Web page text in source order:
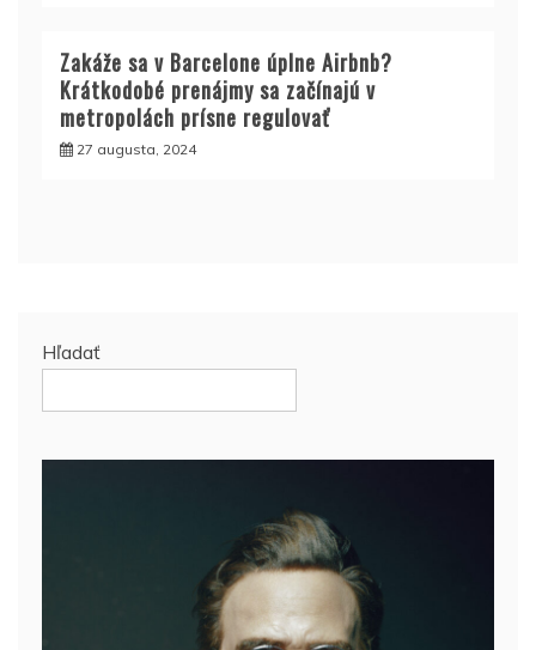
Zakáže sa v Barcelone úplne Airbnb?
Krátkodobé prenájmy sa začínajú v
metropolách prísne regulovať
27 augusta, 2024
Hľadať